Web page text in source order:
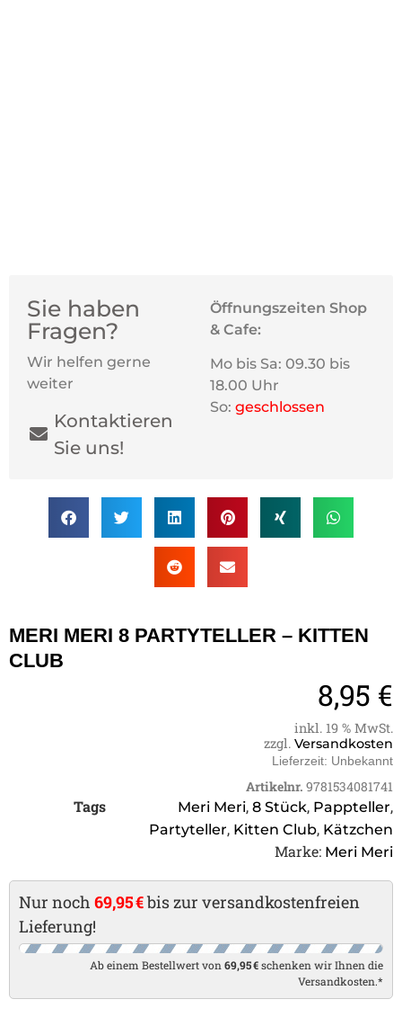
Sie haben
Fragen?
Wir helfen gerne
weiter
Kontaktieren
Sie uns!
Öffnungszeiten Shop
& Cafe:
Mo bis Sa: 09.30 bis
18.00 Uhr
So: geschlossen
MERI MERI 8 PARTYTELLER – KITTEN
CLUB
8,95 €
inkl. 19 % MwSt.
zzgl. Versandkosten
Lieferzeit: Unbekannt
Artikelnr. 9781534081741
Tags Meri Meri, 8 Stück, Pappteller,
Partyteller, Kitten Club, Kätzchen
Marke: Meri Meri
Nur noch 69,95 €bis zur versandkostenfreien
Lieferung!
Ab einem Bestellwert von 69,95 €schenken wir Ihnen die
Versandkosten.*